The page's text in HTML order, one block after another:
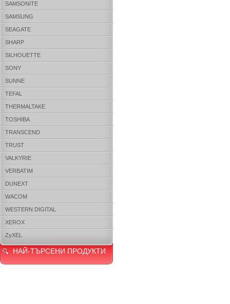
SAMSONITE
SAMSUNG
SEAGATE
SHARP
SILHOUETTE
SONY
SUNNE
TEFAL
THERMALTAKE
TOSHIBA
TRANSCEND
TRUST
VALKYRIE
VERBATIM
DUNEXT
WACOM
WESTERN DIGITAL
XEROX
ZyXEL
НАЙ-ТЪРСЕНИ ПРОДУКТИ